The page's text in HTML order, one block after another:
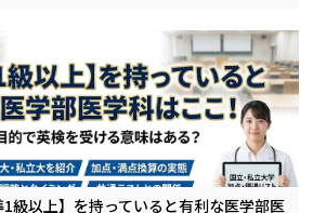
級以上】を持っていると有利な医学部医